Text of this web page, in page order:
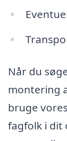
Når du
montering
bruge
fagfolk i dit